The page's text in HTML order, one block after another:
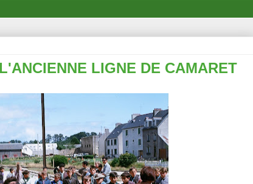
LIGNE DE CAMARET